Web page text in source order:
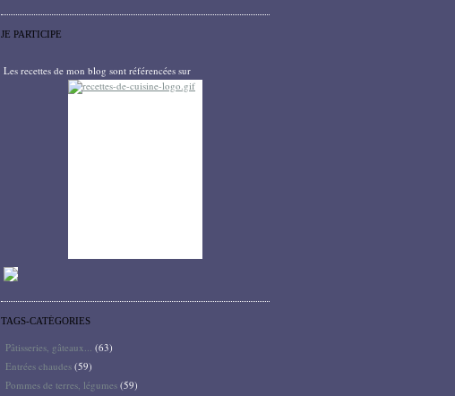
JE PARTICIPE
Les recettes de mon blog sont référencées sur
TAGS-CATÉGORIES
Pâtisseries, gâteaux... (63)
Entrées chaudes (59)
Pommes de terres, légumes (59)